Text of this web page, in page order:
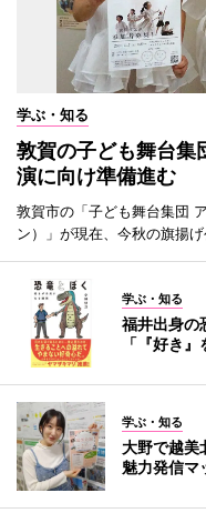
学ぶ・知る
敦賀の子ども舞台
演に向け準備進む
敦賀市の「子ども舞台集団
ン）」が現在、今秋の旗揚
学ぶ・知る
福井出身の
「『好き
学ぶ・知る
大野で越美
魅力発信マ